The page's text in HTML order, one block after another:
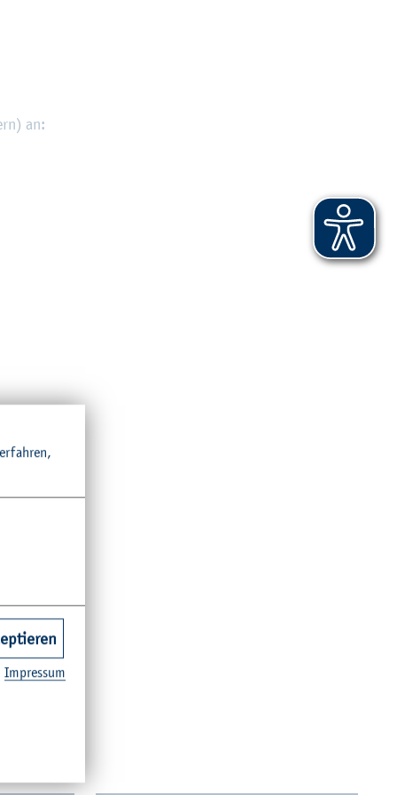
an:
Im­pres­sum